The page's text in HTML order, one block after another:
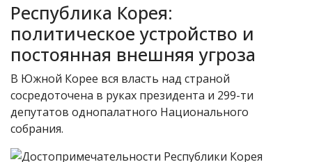
Республика Корея:
политическое устройство и
постоянная внешняя угроза
В Южной Корее вся власть над страной
сосредоточена в руках президента и 299-ти
депутатов однопалатного Национального
собрания.